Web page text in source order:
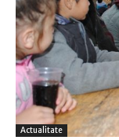
Actualitate